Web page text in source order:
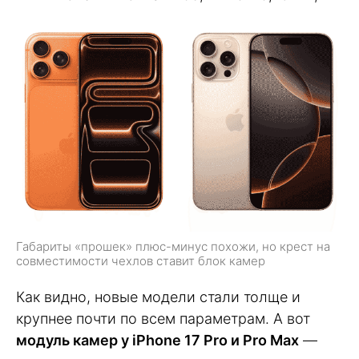
Габариты «прошек» плюс-минус похожи, но крест на
совместимости чехлов ставит блок камер
Как видно, новые модели стали толще и
крупнее почти по всем параметрам. А вот
модуль камер у iPhone 17 Pro и Pro Max —